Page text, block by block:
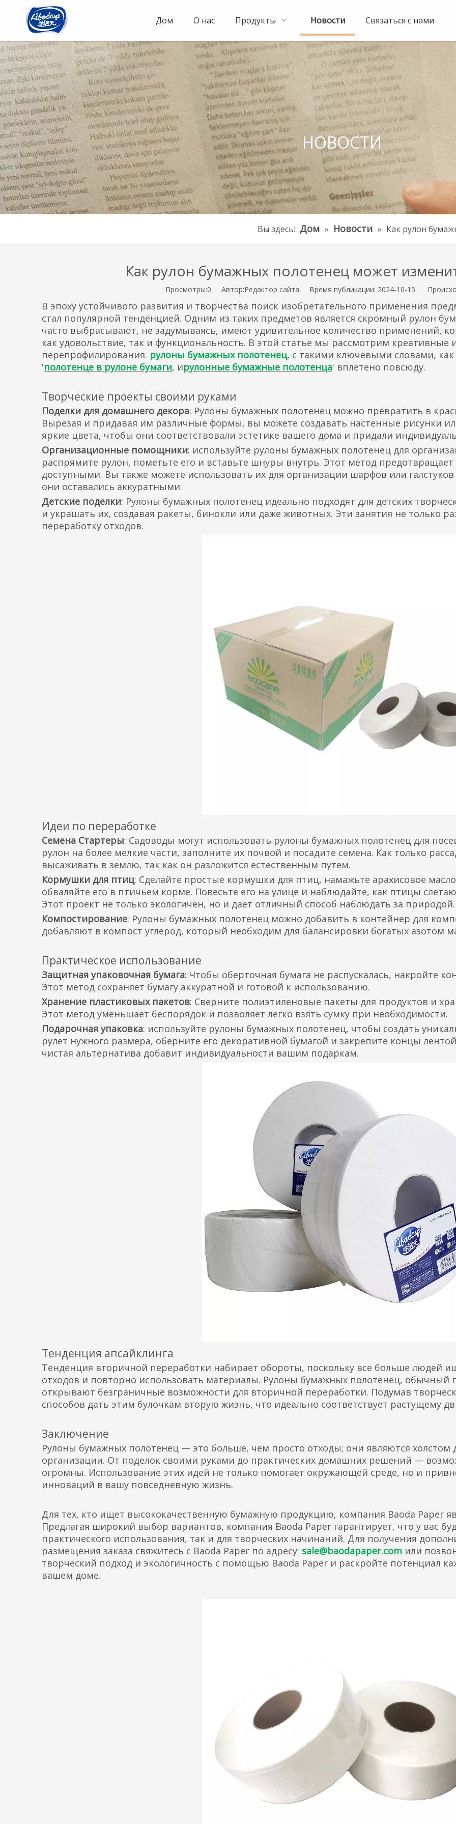
Дом О нас Продукты Новости Связаться с нами
НОВОСТИ
Вы здесь: Дом » Новости » Как рулон
Как рулон бумажных полотенец может
Просмотры:0 Автор:Pедактор сайта Время публикации: 2024-10-15
В эпоху устойчивого развития и творчества поиск изобретательного применения
стал популярной тенденцией. Одним из таких предметов является скромный рулон
часто выбрасывают, не задумываясь, имеют удивительное количество применений,
как удовольствие, так и функциональность. В этой статье мы рассмотрим
перепрофилирования. рулоны бумажных полотенец, с такими ключевыми словами,
'полотенце в рулоне бумаги, ирулонные бумажные полотенца' вплетено повсюду.
Творческие проекты своими руками
Поделки для домашнего декора: Рулоны бумажных полотенец можно превратить в
Вырезая и придавая им различные формы, вы можете создавать настенные рисунки
яркие цвета, чтобы они соответствовали эстетике вашего дома и придали
Организационные помощники: используйте рулоны бумажных полотенец для
распрямите рулон, пометьте его и вставьте шнуры внутрь. Этот метод
доступными. Вы также можете использовать их для организации шарфов или
они оставались аккуратными.
Детские поделки: Рулоны бумажных полотенец идеально подходят для детских
и украшать их, создавая ракеты, бинокли или даже животных. Эти занятия не только
переработку отходов.
Идеи по переработке
Семена Стартеры: Садоводы могут использовать рулоны бумажных полотенец для
рулон на более мелкие части, заполните их почвой и посадите семена. Как только
высаживать в землю, так как он разложится естественным путем.
Кормушки для птиц: Сделайте простые кормушки для птиц, намажьте арахисовое
обваляйте его в птичьем корме. Повесьте его на улице и наблюдайте, как птицы
Этот проект не только экологичен, но и дает отличный способ наблюдать за природой.
Компостирование: Рулоны бумажных полотенец можно добавить в контейнер для
добавляют в компост углерод, который необходим для балансировки богатых азотом
Практическое использование
Защитная упаковочная бумага: Чтобы оберточная бумага не распускалась, накройте
Этот метод сохраняет бумагу аккуратной и готовой к использованию.
Хранение пластиковых пакетов: Сверните полиэтиленовые пакеты для продуктов и
Этот метод уменьшает беспорядок и позволяет легко взять сумку при необходимости.
Подарочная упаковка: используйте рулоны бумажных полотенец, чтобы создать
рулет нужного размера, оберните его декоративной бумагой и закрепите концы
чистая альтернатива добавит индивидуальности вашим подаркам.
Тенденция апсайклинга
Тенденция вторичной переработки набирает обороты, поскольку все больше людей
отходов и повторно использовать материалы. Рулоны бумажных полотенец, обычный
открывают безграничные возможности для вторичной переработки. Подумав
способов дать этим булочкам вторую жизнь, что идеально соответствует растущему
Заключение
Рулоны бумажных полотенец — это больше, чем просто отходы; они являются холстом
организации. От поделок своими руками до практических домашних решений —
огромны. Использование этих идей не только помогает окружающей среде, но и
инноваций в вашу повседневную жизнь.
Для тех, кто ищет высококачественную бумажную продукцию, компания Baoda Paper
Предлагая широкий выбор вариантов, компания Baoda Paper гарантирует, что у вас
практического использования, так и для творческих начинаний. Для получения
размещения заказа свяжитесь с Baoda Paper по адресу: sale@baodapaper.com или
творческий подход и экологичность с помощью Baoda Paper и раскройте потенциал
вашем доме.